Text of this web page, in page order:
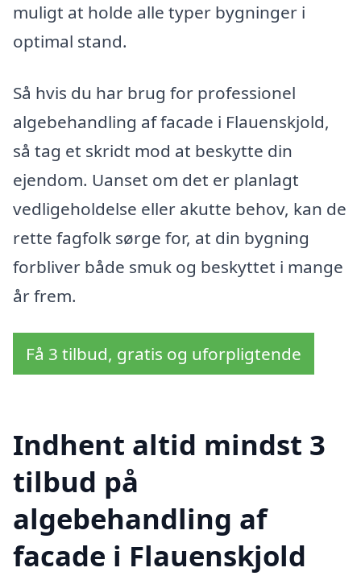
muligt at holde alle typer bygninger i
optimal stand.
Så hvis du har brug for professionel
algebehandling af facade i Flauenskjold,
så tag et skridt mod at beskytte din
ejendom. Uanset om det er planlagt
vedligeholdelse eller akutte behov, kan de
rette fagfolk sørge for, at din bygning
forbliver både smuk og beskyttet i mange
år frem.
Få 3 tilbud, gratis og uforpligtende
Indhent altid mindst 3
tilbud på
algebehandling af
facade i Flauenskjold